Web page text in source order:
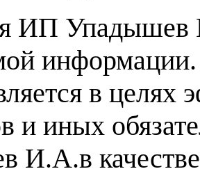
ИП Упадышев
в целях
и иных
И.А.в